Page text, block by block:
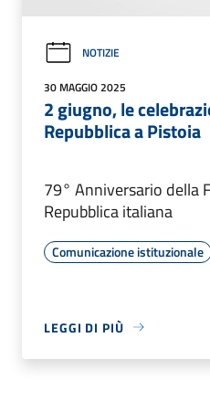
NOTIZIE
30 MAGGIO 2025
2 giugno, le
Repubblica a Pistoia
79° Anniversario della
Repubblica italiana
Comunicazione istituzionale
LEGGI DI PIÙ